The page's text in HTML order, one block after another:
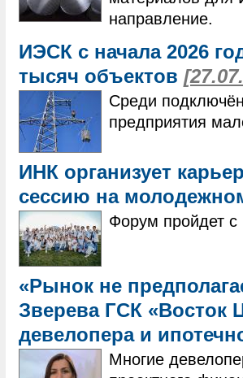
направление.
ИЭСК с начала 2026
тысяч объектов
Среди
предприятия
ИНК организует
сессию на
Форум пройдет с
«Рынок не
Зверева ГСК «Восток
девелопера и
Многие